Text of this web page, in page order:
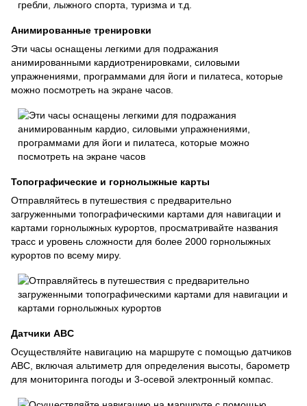
Анимированные тренировки
Эти часы оснащены легкими для подражания
анимированными кардиотренировками, силовыми
упражнениями, программами для йоги и пилатеса, которые
можно посмотреть на экране часов.
Топографические и горнолыжные карты
Отправляйтесь в путешествия с предварительно
загруженными топографическими картами для навигации и
картами горнолыжных курортов, просматривайте названия
трасс и уровень сложности для более 2000 горнолыжных
курортов по всему миру.
Датчики ABC
Осуществляйте навигацию на маршруте с помощью датчиков
ABC, включая альтиметр для определения высоты, барометр
для мониторинга погоды и 3-осевой электронный компас.